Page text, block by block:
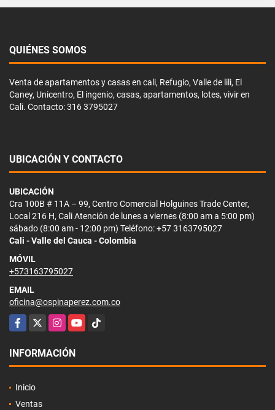
QUIÉNES SOMOS
Venta de apartamentos y casas en cali, Refugio, Valle de lili, El
Caney, Unicentro, El ingenio, casas, apartamentos, lotes, vivir en
Cali. Contacto: 316 3795027
UBICACIÓN Y CONTACTO
UBICACIÓN
Cra 100B # 11A – 99, Centro Comercial Holguines Trade Center,
Local 216 H, Cali Atención de lunes a viernes (8:00 am a 5:00 pm)
sábado (8:00 am - 12:00 pm) Teléfono: +57 3163795027
Cali - Valle del Cauca - Colombia
MÓVIL
+573163795027
EMAIL
oficina@ospinaperez.com.co
Facebook
X InstagramYouTubeTikTok
INFORMACIÓN
Inicio
Ventas